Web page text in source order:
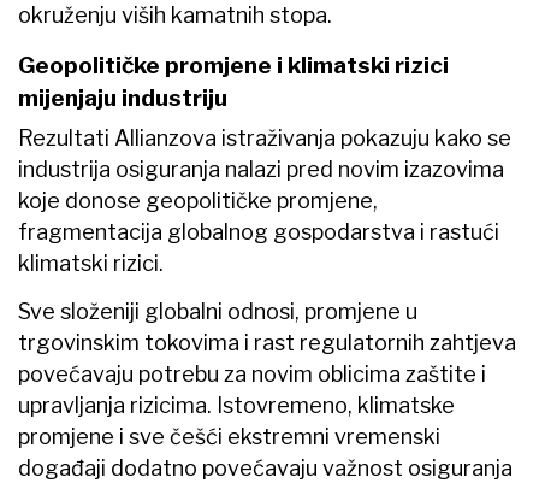
okruženju viših kamatnih stopa.
Geopolitičke promjene i klimatski rizici
mijenjaju industriju
Rezultati Allianzova istraživanja pokazuju kako se
industrija osiguranja nalazi pred novim izazovima
koje donose geopolitičke promjene,
fragmentacija globalnog gospodarstva i rastući
klimatski rizici.
Sve složeniji globalni odnosi, promjene u
trgovinskim tokovima i rast regulatornih zahtjeva
povećavaju potrebu za novim oblicima zaštite i
upravljanja rizicima. Istovremeno, klimatske
promjene i sve češći ekstremni vremenski
događaji dodatno povećavaju važnost osiguranja